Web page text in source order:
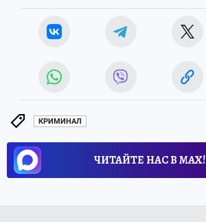
КРИМИНАЛ
ЧИТАЙТЕ НАС В МАХ!